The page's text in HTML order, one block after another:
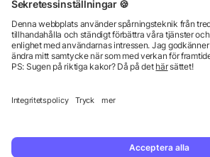
enbart till företag, institutioner,
© 2026 allbranded